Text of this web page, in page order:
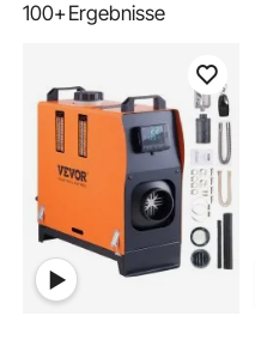
100+Ergebnisse